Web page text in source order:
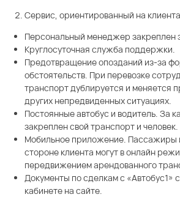
Сервис, ориентированный на клиента
Персональный менеджер закреплен
Круглосуточная служба поддержки.
Предотвращение опозданий из-за
обстоятельств. При перевозке
транспорт дублируется и меняется
других непредвиденных ситуациях.
Постоянные автобус и водитель. За
закреплен свой транспорт и человек.
Мобильное приложение. Пассажиры
стороне клиента могут в онлайн
передвижением арендованного
Документы по сделкам с «Автобус1»
кабинете на сайте.